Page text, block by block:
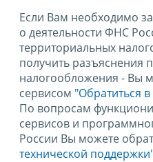
Если Вам необходимо
о деятельности ФНС
территориальных
получить разъяснения
налогообложения - Вы
сервисом "Обратиться
По вопросам
сервисов и
России Вы можете
технической